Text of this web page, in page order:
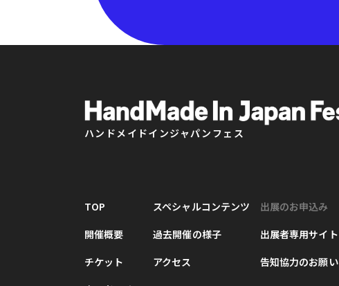
ハンドメイドインジャパンフェス
TOP
開催概要
チケット
スペシャルコンテンツ
過去開催の様子
アクセス
出展のお申込み
出展者専用サイト
告知協力のお願い